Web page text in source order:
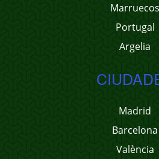
Marruecos
Portugal
Argelia
Madrid
Barcelona
València